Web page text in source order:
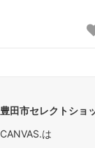
豊田市セレクトショ
CANVAS.は